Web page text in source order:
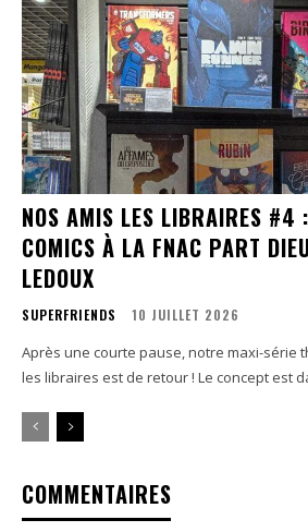
NOS AMIS LES LIBRAIRES #4
COMICS À LA FNAC PART
LEDOUX
SUPERFRIENDS 10 JUILLET 2026
Après une courte pause, notre maxi-série
les libraires est de retour ! Le concept est
COMMENTAIRES